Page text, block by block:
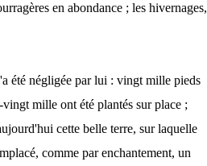
en abondance ; les hivernages,
été négligée par lui : vingt mille pieds
mille ont été plantés sur place ;
cette belle terre, sur laquelle
comme par enchantement, un